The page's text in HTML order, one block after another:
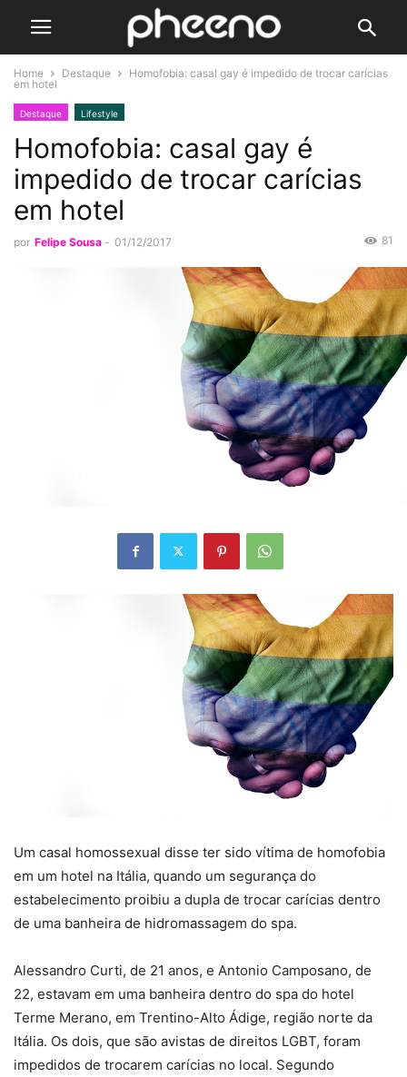
Home Destaque
Homofobia: casal gay é impedido de trocar carícias
em hotel
Destaque Lifestyle
Homofobia: casal gay é
impedido de trocar carícias
em hotel
por Felipe Sousa - 01/12/2017 81
Um casal homossexual disse ter sido vítima de homofobia
em um hotel na Itália, quando um segurança do
estabelecimento proibiu a dupla de trocar carícias dentro
de uma banheira de hidromassagem do spa.
Alessandro Curti, de 21 anos, e Antonio Camposano, de
22, estavam em uma banheira dentro do spa do hotel
Terme Merano, em Trentino-Alto Ádige, região norte da
Itália. Os dois, que são avistas de direitos LGBT, foram
impedidos de trocarem carícias no local. Segundo